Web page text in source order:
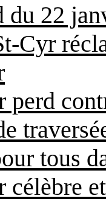
du 22
Cyr
perd
tous
célèbre